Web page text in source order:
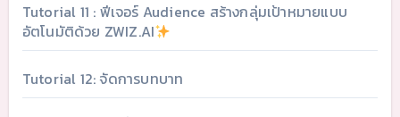
Tutorial 11 : ฟีเจอร์ Audience สร้างกลุ่มเป้าหมายแบบ
อัตโนมัติด้วย ZWIZ.AI
Tutorial 12: จัดการบทบาท